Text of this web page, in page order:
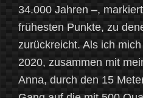
34.000 Jahren –,
frühesten Punkte, zu
zurückreicht. Als ich
2020, zusammen mit
Anna, durch den 15